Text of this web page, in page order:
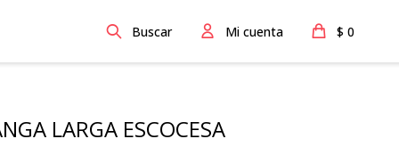
$ 0
LARGA ESCOCESA